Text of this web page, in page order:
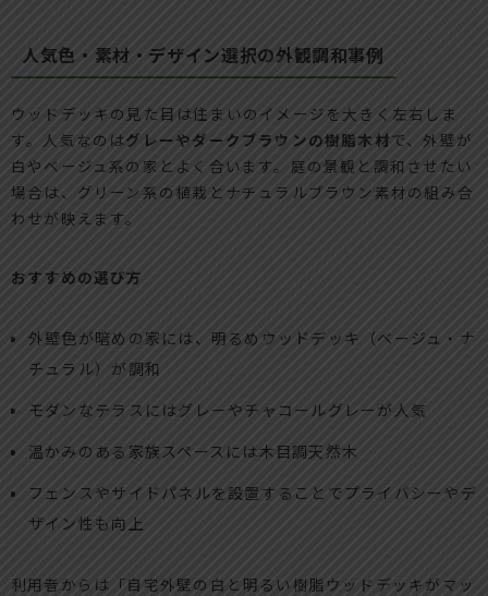
人気色・素材・デザイン選択の外観調和事例
ウッドデッキの見た目は住まいのイメージを大きく左右しま
す。人気なのはグレーやダークブラウンの樹脂木材で、外壁が
白やベージュ系の家とよく合います。庭の景観と調和させたい
場合は、グリーン系の植栽とナチュラルブラウン素材の組み合
わせが映えます。
おすすめの選び方
外壁色が暗めの家には、明るめウッドデッキ（ベージュ・ナ
チュラル）が調和
モダンなテラスにはグレーやチャコールグレーが人気
温かみのある家族スペースには木目調天然木
フェンスやサイドパネルを設置することでプライバシーやデ
ザイン性も向上
利用者からは「自宅外壁の白と明るい樹脂ウッドデッキがマッ